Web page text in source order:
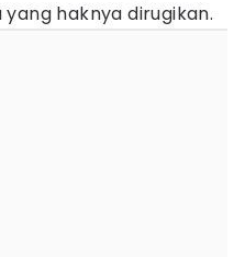
haknya dirugikan.